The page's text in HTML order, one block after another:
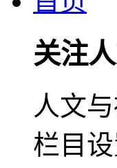
关注
人文
栏目